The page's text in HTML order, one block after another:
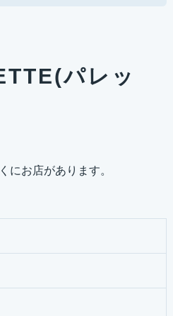
パレッ
にお店があります。